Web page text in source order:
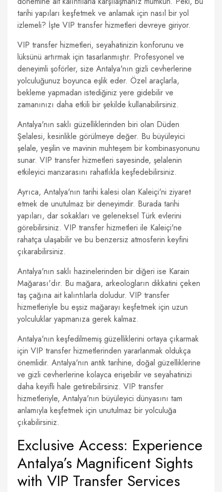
tarihi yapıları keşfetmek ve anlamak için nasıl bir yol
izlemeli? İşte VIP transfer hizmetleri devreye giriyor.
VIP transfer hizmetleri, seyahatinizin konforunu ve
lüksünü artırmak için tasarlanmıştır. Profesyonel ve
deneyimli şoförler, size Antalya'nın gizli cevherlerine
yolculuğunuz boyunca eşlik eder. Özel araçlarla,
bekleme yapmadan istediğiniz yere gidebilir ve
zamanınızı daha etkili bir şekilde kullanabilirsiniz.
Antalya'nın saklı güzelliklerinden biri olan Düden
Şelalesi, kesinlikle görülmeye değer. Bu büyüleyici
şelale, yeşilin ve mavinin muhteşem bir kombinasyonunu
sunar. VIP transfer hizmetleri sayesinde, şelalenin
etkileyici manzarasını rahatlıkla keşfedebilirsiniz.
Ayrıca, Antalya'nın tarihi kalesi olan Kaleiçi'ni ziyaret
etmek de unutulmaz bir deneyimdir. Burada tarihi
yapıları, dar sokakları ve geleneksel Türk evlerini
görebilirsiniz. VIP transfer hizmetleri ile Kaleiçi'ne
rahatça ulaşabilir ve bu benzersiz atmosferin keyfini
çıkarabilirsiniz.
Antalya'nın saklı hazinelerinden bir diğeri ise Karain
Mağarası'dır. Bu mağara, arkeologların dikkatini çeken
taş çağına ait kalıntılarla doludur. VIP transfer
hizmetleriyle bu eşsiz mağarayı keşfetmek için uzun
yolculuklar yapmanıza gerek kalmaz.
Antalya'nın keşfedilmemiş güzelliklerini ortaya çıkarmak
için VIP transfer hizmetlerinden yararlanmak oldukça
önemlidir. Antalya'nın antik tarihine, doğal güzelliklerine
ve gizli cevherlerine kolayca erişebilir ve seyahatinizi
daha keyifli hale getirebilirsiniz. VIP transfer
hizmetleriyle, Antalya'nın büyüleyici dünyasını tam
anlamıyla keşfetmek için unutulmaz bir yolculuğa
çıkabilirsiniz.
Exclusive Access: Experience
Antalya’s Magnificent Sights
with VIP Transfer Services